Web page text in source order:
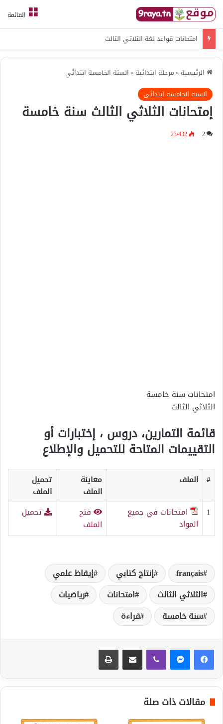
القائمة
امتحانات قواعد لغة الثلاثي الثالث
الرئيسية »مرحلة ابتدائية »السنة الخامسة ابتدائي
السنة الخامسة ابتدائي
إمتحانات الثلاثي الثالث سنة خامسة
2 23٬432
امتحانات سنة خامسة
الثلاثي الثالث
قائمة التمارين، دروس ، إختبارات أو
التقييمات المتاحة للتحميل والإطلاع
# الملف
معاينة
الملف
تحميل
الملف
1
امتحانات في جميع
المواد
فتح
الملف
تحميل
français إنتاج كتابي
إيقاظ علمي
الثلاثي الثالث
امتحانات
رياضيات
سنة خامسة
قراءة
مقالات ذات صلة